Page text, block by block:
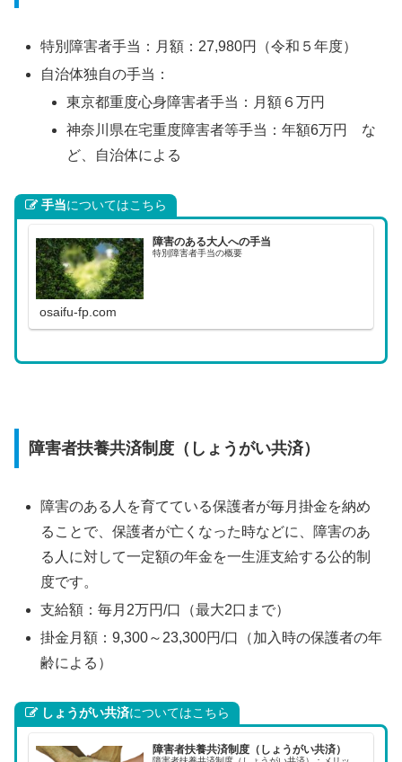
特別障害者手当：月額：27,980円（令和５年度）
自治体独自の手当：
東京都重度心身障害者手当：月額６万円
神奈川県在宅重度障害者等手当：年額6万円 な
ど、自治体による
手当についてはこちら
障害のある大人への手当
特別障害者手当の概要
osaifu-fp.com
障害者扶養共済制度（しょうがい共済）
障害のある人を育てている保護者が毎月掛金を納め
ることで、保護者が亡くなった時などに、障害のあ
る人に対して一定額の年金を一生涯支給する公的制
度です。
支給額：毎月2万円/口（最大2口まで）
掛金月額：9,300～23,300円/口（加入時の保護者の年
齢による）
しょうがい共済についてはこちら
障害者扶養共済制度（しょうがい共済）